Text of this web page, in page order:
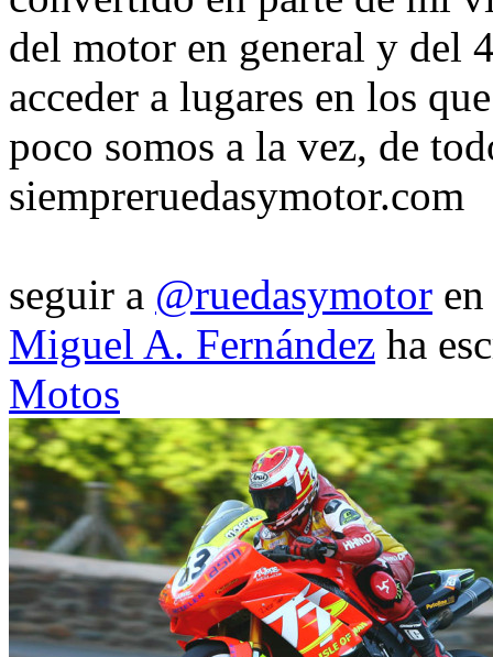
del motor en general y del
acceder a lugares en los
poco somos a la vez, de
siempreruedasymotor.com
seguir a @ruedasymotor
Miguel A. Fernández ha
Motos